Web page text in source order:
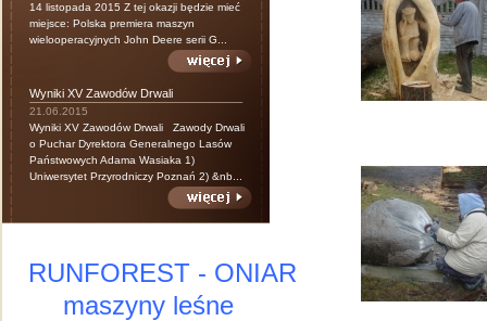
14 listopada 2015 Z tej okazji będzie mieć
miejsce: Polska premiera maszyn
wielooperacyjnych John Deere serii G...
Wyniki XV Zawodów Drwali
21.06.2015
Wyniki XV Zawodów Drwali Zawody Drwali
o Puchar Dyrektora Generalnego Lasów
Państwowych Adama Wasiaka 1)
Uniwersytet Przyrodniczy Poznań 2) &nb...
RUNFOREST - ONIAR
maszyny leśne